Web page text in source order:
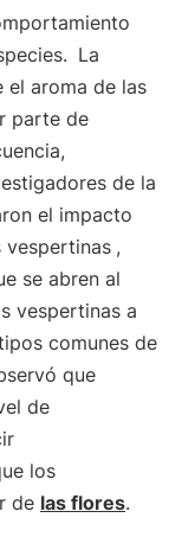
La
el aroma de las
parte de
de la
el impacto
vespertinas ,
se abren al
vespertinas a
comunes de
que
de
los
de las flores.